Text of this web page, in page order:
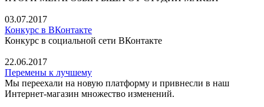
03.07.2017
Конкурс в ВКонтакте
Конкурс в социальной сети ВКонтакте
22.06.2017
Перемены к лучшему
Мы переехали на новую платформу и привнесли в наш
Интернет-магазин множество изменений.